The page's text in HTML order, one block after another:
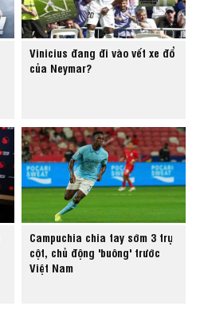
Vinicius đang đi vào vết xe đổ
của Neymar?
Campuchia chia tay sớm 3 trụ
cột, chủ động 'buông' trước
Việt Nam